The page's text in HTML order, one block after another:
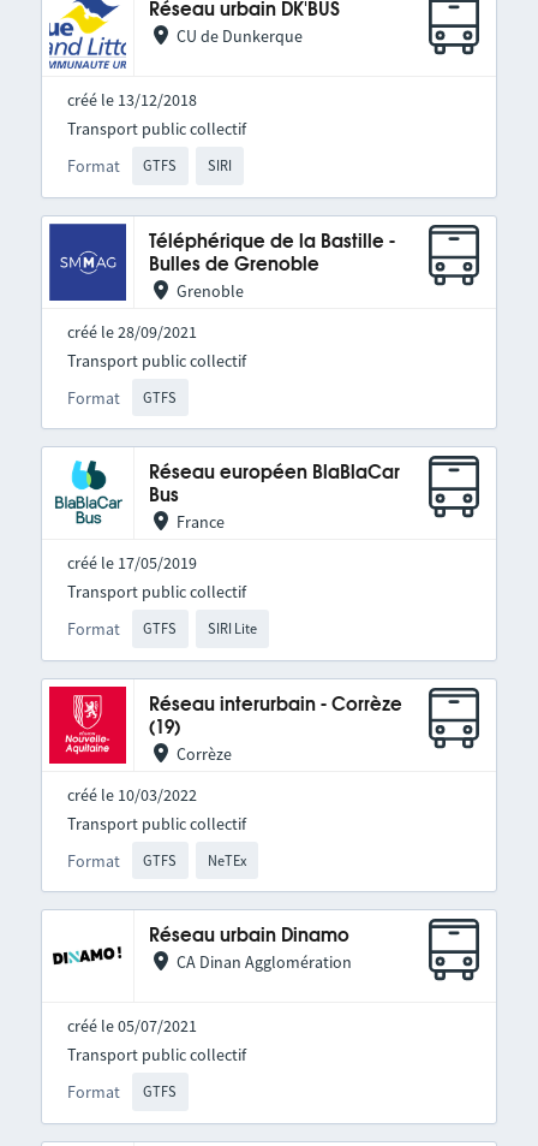
Réseau urbain DK'BUS
CU de Dunkerque
créé le 13/12/2018
Format GTFS SIRI
Transport public collectif
Téléphérique de la Bastille -
Bulles de Grenoble
Grenoble
créé le 28/09/2021
Format GTFS
Transport public collectif
Réseau européen BlaBlaCar
Bus
France
créé le 17/05/2019
Format GTFS SIRI Lite
Transport public collectif
Réseau interurbain - Corrèze
(19)
Corrèze
créé le 10/03/2022
Format GTFS NeTEx
Transport public collectif
Réseau urbain Dinamo
CA Dinan Agglomération
créé le 05/07/2021
Format GTFS
Transport public collectif